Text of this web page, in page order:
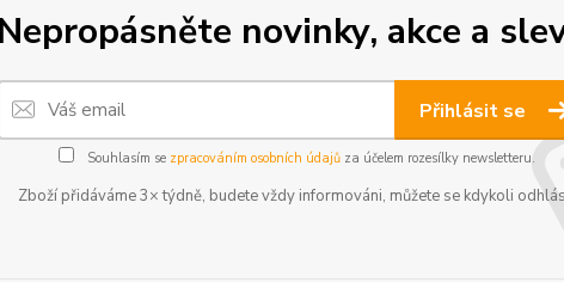
Nepropásněte novinky, akce a
Přihlásit se
Souhlasím se zpracováním osobních údajůza účelem rozesílky newsletteru.
Zboží přidáváme 3× týdně, budete vždy informováni, můžete se kdykoli